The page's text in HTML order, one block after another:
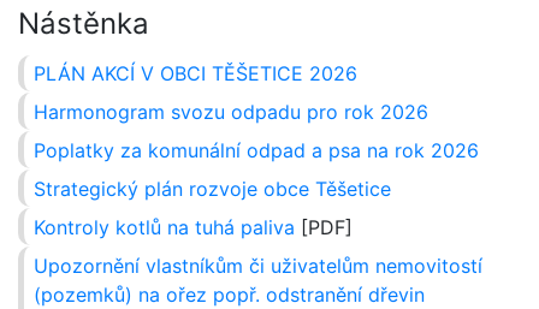
Nástěnka
PLÁN AKCÍ V OBCI TĚŠETICE 2026
Harmonogram svozu odpadu pro rok 2026
Poplatky za komunální odpad a psa na rok 2026
Strategický plán rozvoje obce Těšetice
Kontroly kotlů na tuhá paliva [PDF]
Upozornění vlastníkům či uživatelům nemovitostí
(pozemků) na ořez popř. odstranění dřevin